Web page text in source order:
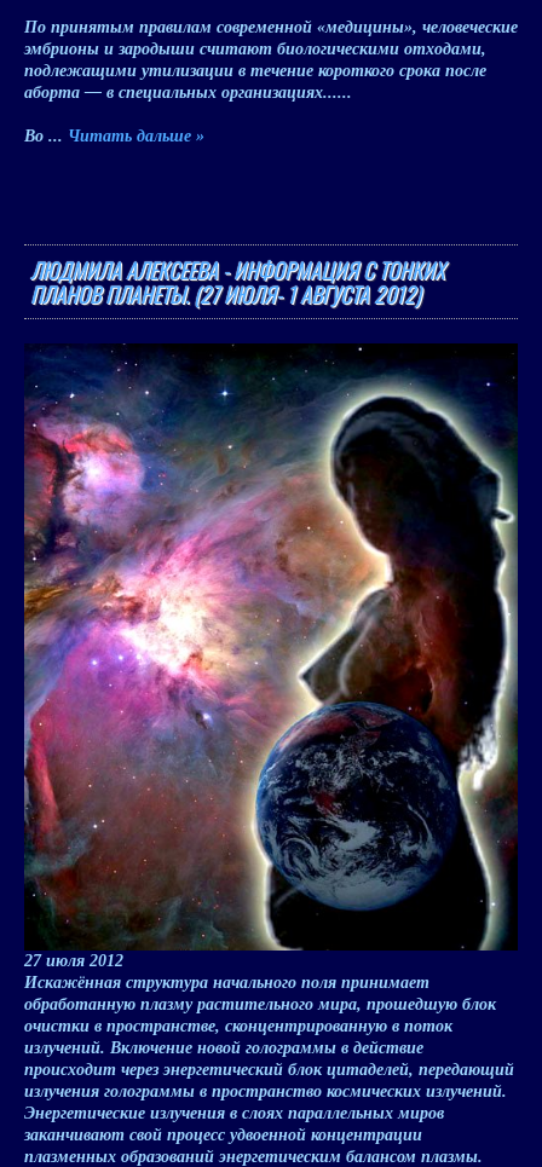
По принятым правилам современной «медицины», человеческие
эмбрионы и зародыши считают биологическими отходами,
подлежащими утилизации в течение короткого срока после
аборта — в специальных организациях......
Во ... Читать дальше »
ЛЮДМИЛА АЛЕКСЕЕВА - ИНФОРМАЦИЯ С ТОНКИХ
ПЛАНОВ ПЛАНЕТЫ. (27 ИЮЛЯ- 1 АВГУСТА 2012)
27 июля 2012
Искажённая структура начального поля принимает
обработанную плазму растительного мира, прошедшую блок
очистки в пространстве, сконцентрированную в поток
излучений. Включение новой голограммы в действие
происходит через энергетический блок цитаделей, передающий
излучения голограммы в пространство космических излучений.
Энергетические излучения в слоях параллельных миров
заканчивают свой процесс удвоенной концентрации
плазменных образований энергетическим балансом плазмы.